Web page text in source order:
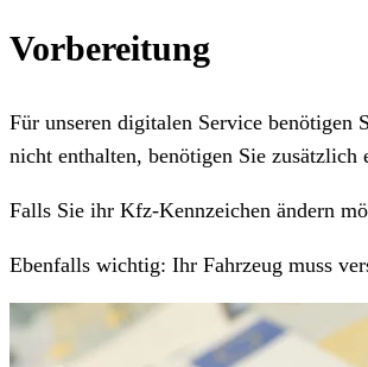
Vorbereitung
Für unseren digitalen Service benötigen
nicht enthalten, benötigen Sie
Falls Sie ihr Kfz-Kennzeichen ändern
Ebenfalls wichtig: Ihr Fahrzeug muss